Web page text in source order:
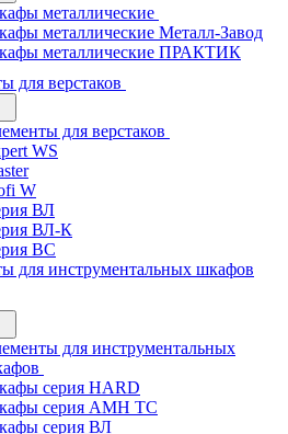
металлические
металлические Металл-Завод
металлические ПРАКТИК
для верстаков
для верстаков
WS
W
ВЛ
ВЛ-К
ВС
для инструментальных шкафов
для инструментальных
серия HARD
серия АМН ТС
серия ВЛ